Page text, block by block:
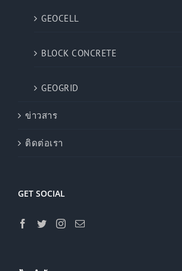
GEOCELL
BLOCK CONCRETE
GEOGRID
ข่าวสาร
ติดต่อเรา
GET SOCIAL